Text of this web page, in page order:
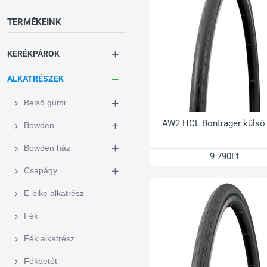
TERMÉKEINK
KERÉKPÁROK
ALKATRÉSZEK
Belső gumi
Bowden
Bowden ház
Csapágy
E-bike alkatrész
Fék
Fék alkatrész
Fékbetét
AW2 HCL Bontrager
9 790Ft